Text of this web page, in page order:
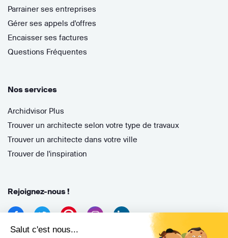
Salut c'est nous...
Parrainer ses entreprises
Gérer ses appels d'offres
Encaisser ses factures
Questions Fréquentes
Nos services
Archidvisor Plus
Trouver un architecte selon votre type de travaux
Trouver un architecte dans votre ville
Trouver de l'inspiration
Rejoignez-nous !